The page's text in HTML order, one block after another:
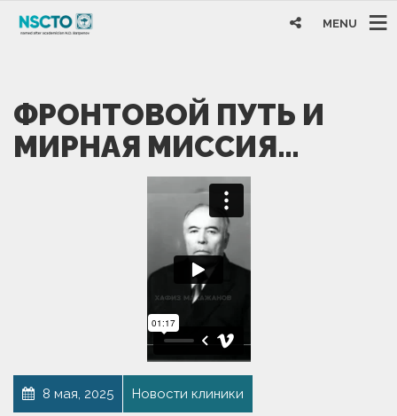
MENU
ФРОНТОВОЙ ПУТЬ И
МИРНАЯ МИССИЯ…
8 мая, 2025 Новости клиники